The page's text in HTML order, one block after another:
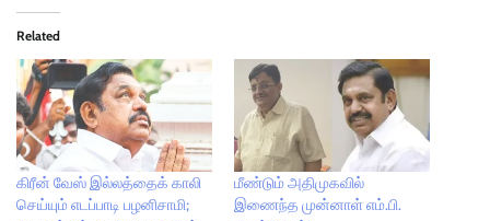
Related
கிரீன் வேஸ் இல்லத்தைக் காலி
செய்யும் எடப்பாடி பழனிசாமி;
மீண்டும் அதிமுகவில்
இணைந்த முன்னாள் எம்.பி.